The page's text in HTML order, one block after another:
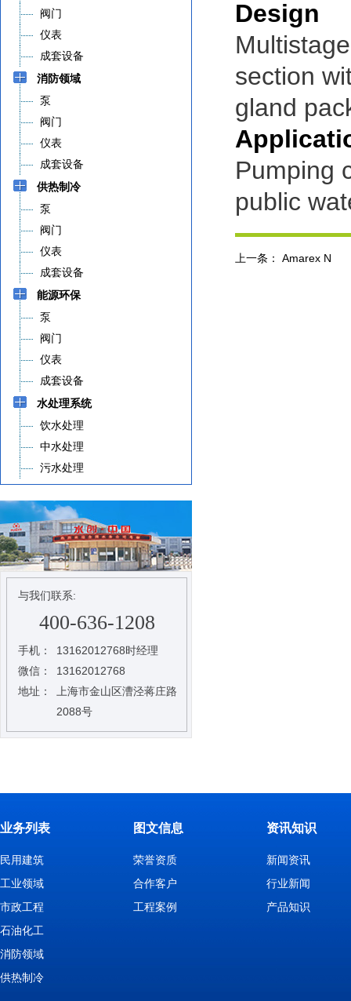
阀门
仪表
成套设备
消防领域
泵
阀门
仪表
成套设备
供热制冷
泵
阀门
仪表
成套设备
能源环保
泵
阀门
仪表
成套设备
水处理系统
饮水处理
中水处理
污水处理
与我们联系:
400-636-1208
手机：
13162012768时经理
微信：
13162012768
地址：
上海市金山区漕泾蒋庄路
2088号
Design
section
gland
Pumping
public
上一条： Amarex N
业务列表
民用建筑
工业领域
市政工程
石油化工
消防领域
供热制冷
图文信息
荣誉资质
合作客户
工程案例
资讯知识
新闻资讯
行业新闻
产品知识